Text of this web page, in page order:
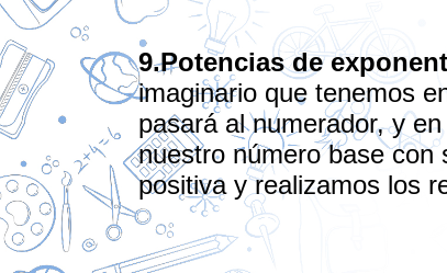
9.Potencias de
imaginario que tenemos
pasará al numerador, y
nuestro número base con
positiva y realizamos los